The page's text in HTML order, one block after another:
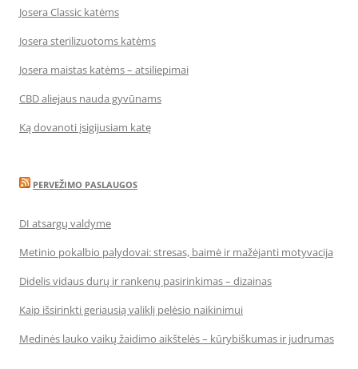
Josera Classic katėms
Josera sterilizuotoms katėms
Josera maistas katėms – atsiliepimai
CBD aliejaus nauda gyvūnams
Ką dovanoti įsigijusiam katę
PERVEŽIMO PASLAUGOS
DI atsargų valdyme
Metinio pokalbio palydovai: stresas, baimė ir mažėjanti motyvacija
Didelis vidaus durų ir rankenų pasirinkimas – dizainas
Kaip išsirinkti geriausią valiklį pelėsio naikinimui
Medinės lauko vaikų žaidimo aikštelės – kūrybiškumas ir judrumas